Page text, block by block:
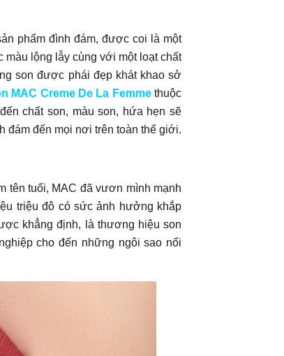
phẩm đình đám, được coi là một
màu lộng lẫy cùng với một loạt chất
son được phái đẹp khát khao sở
MAC Creme De La Femmethuộc
chất son, màu son, hứa hẹn sẽ
đám đến mọi nơi trên toàn thế giới.
tên tuổi, MAC đã vươn mình mạnh
triệu đô có sức ảnh hưởng khắp
khẳng định, là thương hiệu son
cho đến những ngôi sao nổi